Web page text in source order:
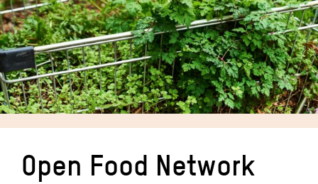
Open Food Network